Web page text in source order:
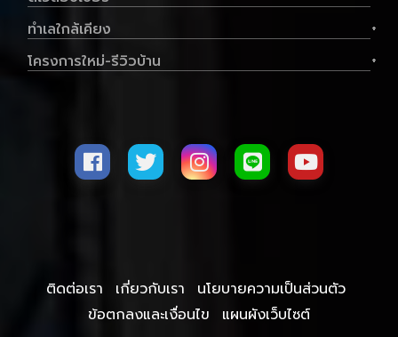
ประเภท
คอนโด
ลด ฿65,500
ทำเลใกล้เคียง +
โครงการใหม่-รีวิวบ้าน +
ติดต่อเรา เกี่ยวกับเรา
นโยบายความเป็นส่วนตัว
ข้อตกลงและเงื่อนไข
แผนผังเว็บไซต์